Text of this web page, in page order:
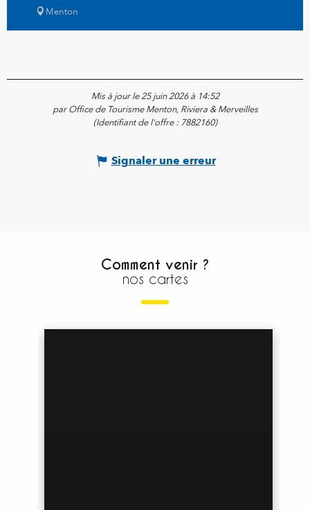
Menton
Mis à jour le 25 juin 2026 à 14:52
par Office de Tourisme Menton, Riviera & Merveilles
(Identifiant de l'offre : 7882160)
Signaler une erreur
Comment venir ?
nos cartes